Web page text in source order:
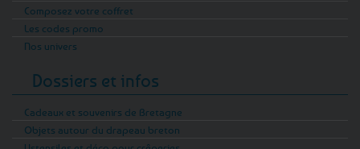
Composez votre coffret
Les codes promo
Nos univers
Dossiers et infos
Cadeaux et souvenirs de Bretagne
Objets autour du drapeau breton